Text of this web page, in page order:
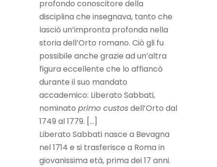
profondo conoscitore della
disciplina che insegnava, tanto che
lasciò un’impronta profonda nella
storia dell’Orto romano. Ciò gli fu
possibile anche grazie ad un’altra
figura eccellente che lo affiancò
durante il suo mandato
accademico: Liberato Sabbati,
nominato primo custosdell’Orto dal
1749 al 1779. […]
Liberato Sabbati nasce a Bevagna
nel 1714 e si trasferisce a Roma in
giovanissima età, prima dei 17 anni.